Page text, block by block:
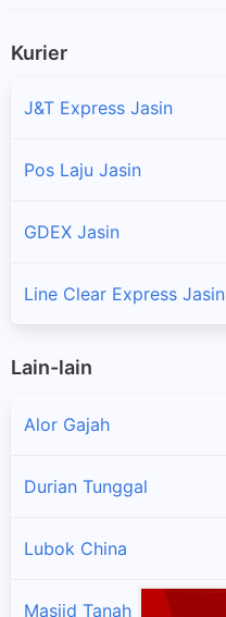
Kurier
J&T Express Jasin
Pos Laju Jasin
GDEX Jasin
Line Clear Express Jasin
Lain-lain
Alor Gajah
Durian Tunggal
Lubok China
Masjid Tanah